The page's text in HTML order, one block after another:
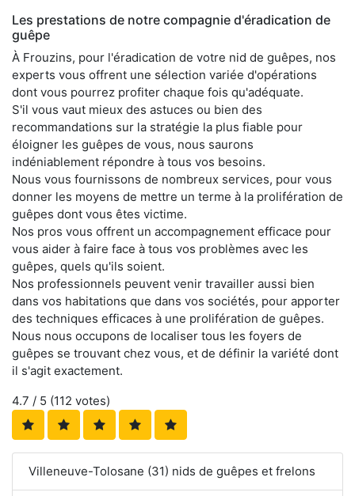
Les prestations de notre compagnie d'éradication de
guêpe
À Frouzins, pour l'éradication de votre nid de guêpes, nos
experts vous offrent une sélection variée d'opérations
dont vous pourrez profiter chaque fois qu'adéquate.
S'il vous vaut mieux des astuces ou bien des
recommandations sur la stratégie la plus fiable pour
éloigner les guêpes de vous, nous saurons
indéniablement répondre à tous vos besoins.
Nous vous fournissons de nombreux services, pour vous
donner les moyens de mettre un terme à la prolifération de
guêpes dont vous êtes victime.
Nos pros vous offrent un accompagnement efficace pour
vous aider à faire face à tous vos problèmes avec les
guêpes, quels qu'ils soient.
Nos professionnels peuvent venir travailler aussi bien
dans vos habitations que dans vos sociétés, pour apporter
des techniques efficaces à une prolifération de guêpes.
Nous nous occupons de localiser tous les foyers de
guêpes se trouvant chez vous, et de définir la variété dont
il s'agit exactement.
4.7 / 5 (112 votes)
Villeneuve-Tolosane (31) nids de guêpes et frelons